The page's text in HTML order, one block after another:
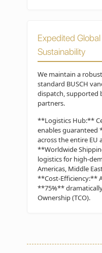
Expedited
Sustainability
We maintain a
standard BUSCH
dispatch, supported
partners.
**Logistics Hub:**
enables guaranteed
across the entire EU
**Worldwide
logistics for high-
Americas, Middle
**Cost-Efficiency:**
**75%**
Ownership (TCO).